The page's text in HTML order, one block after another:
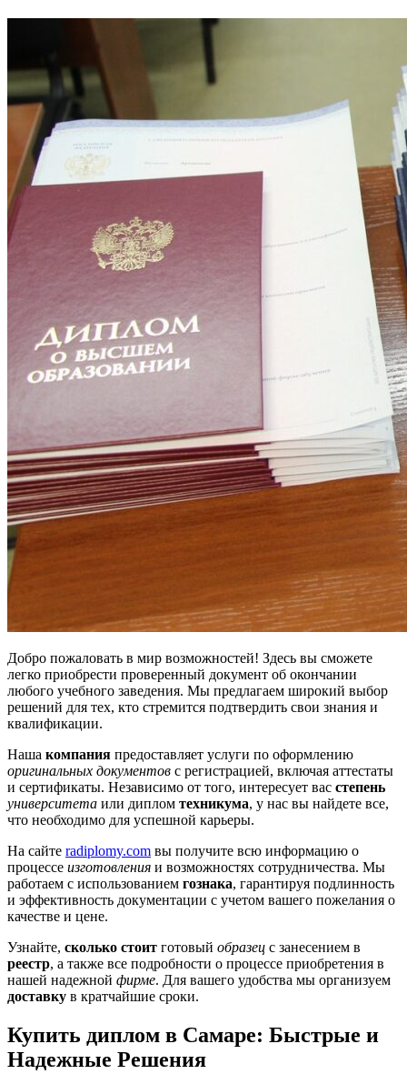
Добро пожаловать в мир возможностей! Здесь вы сможете
легко приобрести проверенный документ об окончании
любого учебного заведения. Мы предлагаем широкий выбор
решений для тех, кто стремится подтвердить свои знания и
квалификации.
Наша компания предоставляет услуги по оформлению
оригинальных документов с регистрацией, включая аттестаты
и сертификаты. Независимо от того, интересует вас степень
университета или диплом техникума, у нас вы найдете все,
что необходимо для успешной карьеры.
На сайте radiplomy.com вы получите всю информацию о
процессе изготовления и возможностях сотрудничества. Мы
работаем с использованием гознака, гарантируя подлинность
и эффективность документации с учетом вашего пожелания о
качестве и цене.
Узнайте, сколько стоит готовый образец с занесением в
реестр, а также все подробности о процессе приобретения в
нашей надежной фирме. Для вашего удобства мы организуем
доставку в кратчайшие сроки.
Купить диплом в Самаре: Быстрые и
Надежные Решения